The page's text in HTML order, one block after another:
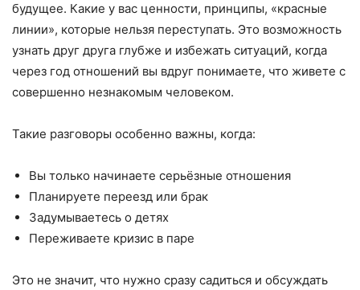
будущее. Какие у вас ценности, принципы, «красные
линии», которые нельзя переступать. Это возможность
узнать друг друга глубже и избежать ситуаций, когда
через год отношений вы вдруг понимаете, что живете с
совершенно незнакомым человеком.
Такие разговоры особенно важны, когда:
Вы только начинаете серьёзные отношения
Планируете переезд или брак
Задумываетесь о детях
Переживаете кризис в паре
Это не значит, что нужно сразу садиться и обсуждать